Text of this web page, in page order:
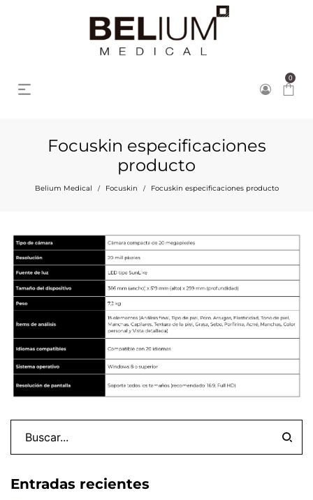
0
Focuskin especificaciones
producto
Belium Medical / Focuskin / Focuskin especificaciones producto
Entradas recientes